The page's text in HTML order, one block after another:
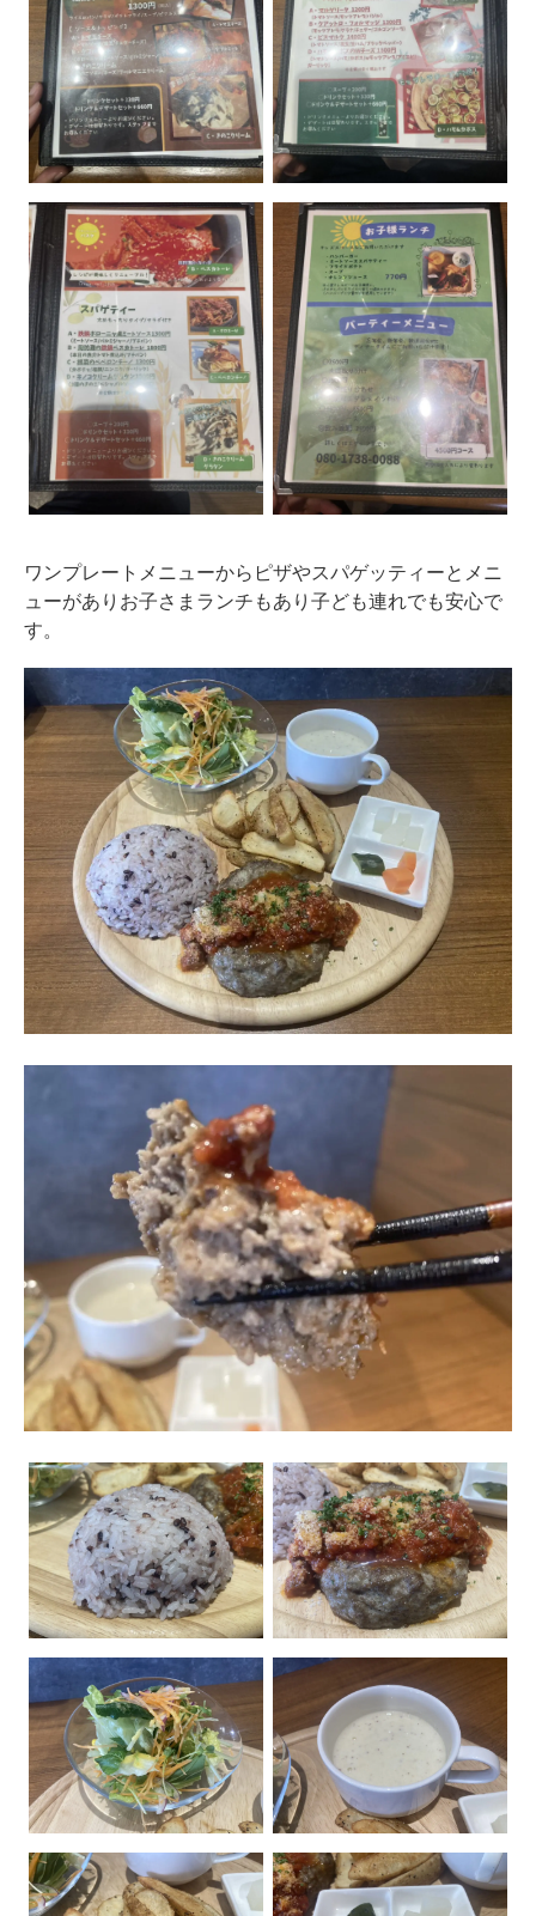
ワンプレートメニューからピザやスパゲッティーとメニ
ューがありお子さまランチもあり子ども連れでも安心で
す。